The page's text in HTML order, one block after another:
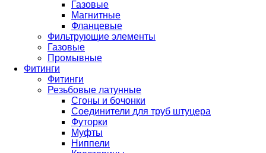
Газовые
Магнитные
Фланцевые
Фильтрующие элементы
Газовые
Промывные
Фитинги
Фитинги
Резьбовые латунные
Сгоны и бочонки
Соединители для труб штуцера
Футорки
Муфты
Ниппели